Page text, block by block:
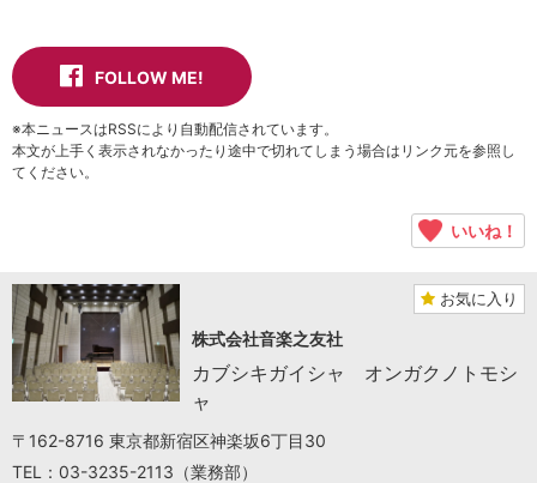
FOLLOW ME!
※本ニュースはRSSにより自動配信されています。
本文が上手く表示されなかったり途中で切れてしまう場合はリンク元を参照し
てください。
いいね！
お気に入り
株式会社音楽之友社
カブシキガイシャ オンガクノトモシ
ャ
〒162-8716 東京都新宿区神楽坂6丁目30
TEL：03-3235-2113（業務部）